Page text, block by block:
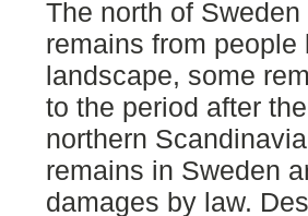
The north of
remains from
landscape, some
to the period after
northern
remains in Sweden
damages by law.